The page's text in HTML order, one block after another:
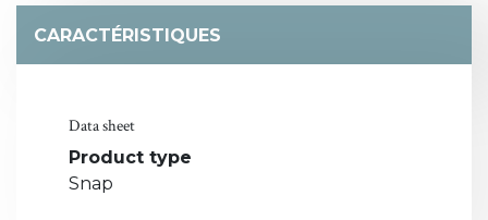
CARACTÉRISTIQUES
Data sheet
Product type
Snap